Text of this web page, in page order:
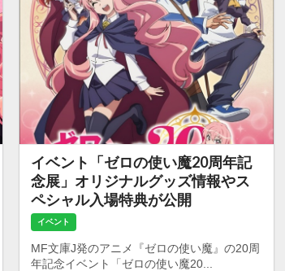
イベント「ゼロの使い魔20周年記
念展」オリジナルグッズ情報やス
ペシャル入場特典が公開
イベント
MF文庫J発のアニメ『ゼロの使い魔』の20周
年記念イベント「ゼロの使い魔20...